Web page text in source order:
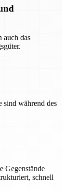
auch das
sind während des
Gegenstände
schnell